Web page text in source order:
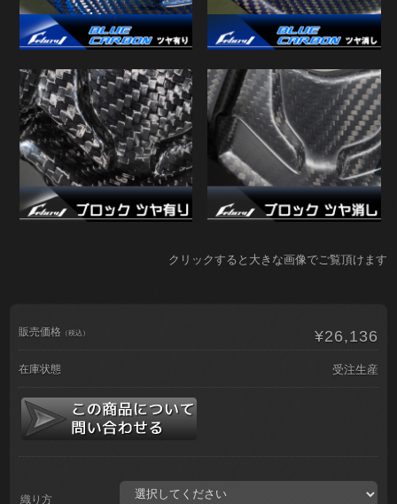
クリックすると大きな画像でご覧頂けます
販売価格 （税込） ¥26,136
在庫状態 受注生産
織り方